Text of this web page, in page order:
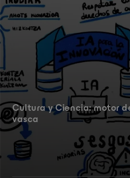
Cultura y Ciencia: motor
vasca